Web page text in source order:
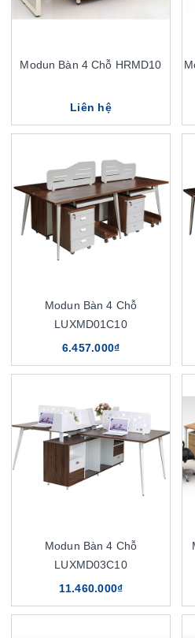
Modun Bàn 4 Chỗ HRMD10
Liên hệ
Modun Bàn 4 Chỗ
LUXMD01C10
6.457.000₫
Modun Bàn 4 Chỗ
LUXMD03C10
11.460.000₫